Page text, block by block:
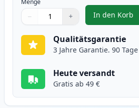
Menge
Verwenden Sie die Tasten, um
− +
1
In den Korb
, 5
Qualitätsgarantie
3 Jahre Garantie. 90
Heute versandt
Gratis ab 49 €